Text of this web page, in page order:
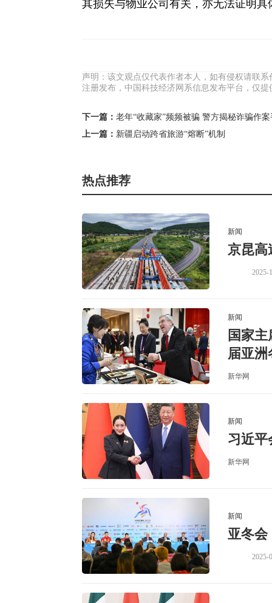
其损失与物业公司有关，亦无法证明
声明：该文观点仅代表作者本人，如有侵权请联
注册发布，中国科技经济网系信息发布平台，仅
下一篇： 老年“收藏家”频频被骗 警方揭秘诈骗作
上一篇： 新疆启动跨省旅游“熔断”机制
热点推荐
新闻
京昆高
2025-
新闻
国家
届亚洲
新华网
新闻
习近平
新华网
新闻
亚冬会
2025-